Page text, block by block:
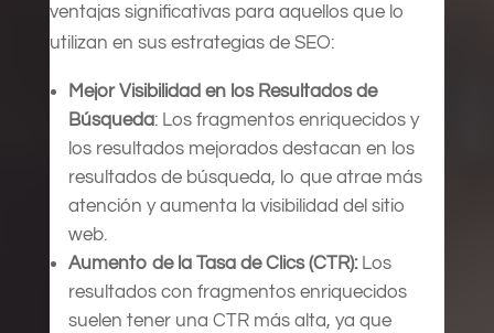
ventajas significativas para aquellos que lo
utilizan en sus estrategias de SEO:
Mejor Visibilidad en los Resultados de
Búsqueda: Los fragmentos enriquecidos y
los resultados mejorados destacan en los
resultados de búsqueda, lo que atrae más
atención y aumenta la visibilidad del sitio
web.
Aumento de la Tasa de Clics (CTR):Los
resultados con fragmentos enriquecidos
suelen tener una CTR más alta, ya que